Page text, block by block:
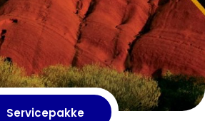
Servicepakke